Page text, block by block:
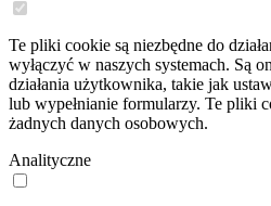
Te pliki cookie są niezbędne do
wyłączyć w naszych systemach. Są
działania użytkownika, takie jak
lub wypełnianie formularzy. Te pliki
żadnych danych osobowych.
Analityczne